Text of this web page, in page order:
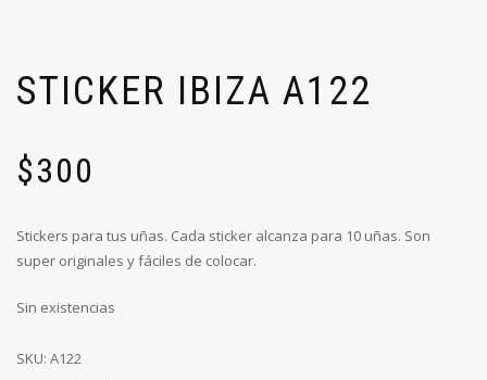
STICKER IBIZA A122
$300
Stickers para tus uñas. Cada sticker alcanza para 10 uñas. Son
super originales y fáciles de colocar.
Sin existencias
SKU: A122